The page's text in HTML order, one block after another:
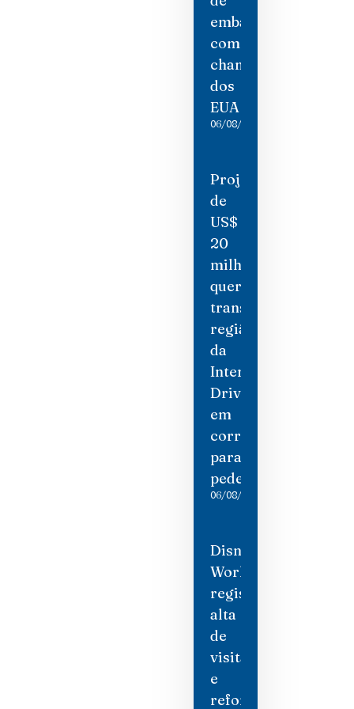
embaixadora
como
chantagem
dos
EUA
06/08/2026
Projeto
de
US$
20
milhões
quer
transformar
região
da
International
Drive
em
corredor
para
pedestres
06/08/2026
Disney
World
registra
alta
de
visitantes
e
reforça